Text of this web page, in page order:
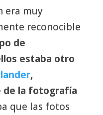
era muy
reconocible
de
estaba otro
,
de la fotografía
que las fotos